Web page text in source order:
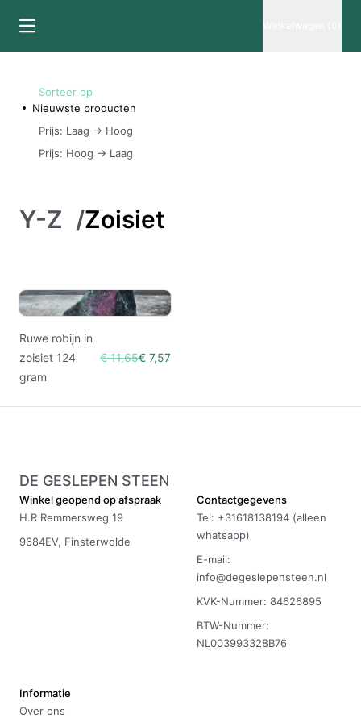
Sorteer op
Nieuwste producten
Prijs: Laag -> Hoog
Prijs: Hoog -> Laag
Y-Z /Zoisiet
Ruwe robijn in
zoisiet 124
gram
€ 11,65€ 7,57
DE GESLEPEN STEEN
Winkel geopend op afspraak
H.R Remmersweg 19
9684EV, Finsterwolde
Contactgegevens
Tel: +31618138194 (alleen
whatsapp)
E-mail:
info@degeslepensteen.nl
KVK-Nummer: 84626895
BTW-Nummer:
NL003993328B76
Informatie
Over ons